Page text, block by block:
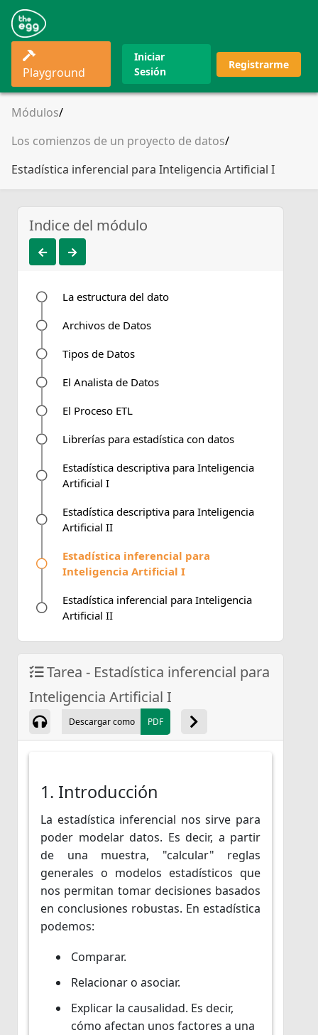
Playground
Iniciar
Sesión
Registrarme
Módulos
Los comienzos de un proyecto de datos
Estadística inferencial para Inteligencia Artificial I
Indice del módulo
La estructura del dato
Archivos de Datos
Tipos de Datos
El Analista de Datos
El Proceso ETL
Librerías para estadística con datos
Estadística descriptiva para Inteligencia
Artificial I
Estadística descriptiva para Inteligencia
Artificial II
Estadística inferencial para
Inteligencia Artificial I
Estadística inferencial para Inteligencia
Artificial II
Tarea - Estadística inferencial para
Inteligencia Artificial I
Descargar como PDF
1. Introducción
La estadística inferencial nos sirve para
poder modelar datos. Es decir, a partir
de una muestra, "calcular" reglas
generales o modelos estadísticos que
nos permitan tomar decisiones basados
en conclusiones robustas. En estadística
podemos:
Comparar.
Relacionar o asociar.
Explicar la causalidad. Es decir,
cómo afectan unos factores a una